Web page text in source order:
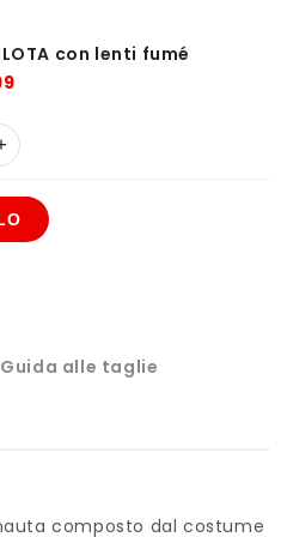
con lenti fumé
Guida alle taglie
composto dal costume